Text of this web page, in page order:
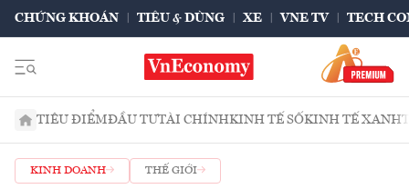
CHỨNG KHOÁN TIÊU & DÙNG XE VNE TV TECH
TIÊU ĐIỂMĐẦU TƯTÀI CHÍNHKINH TẾ SỐKINH TẾ XANH
KINH DOANH THẾ GIỚI